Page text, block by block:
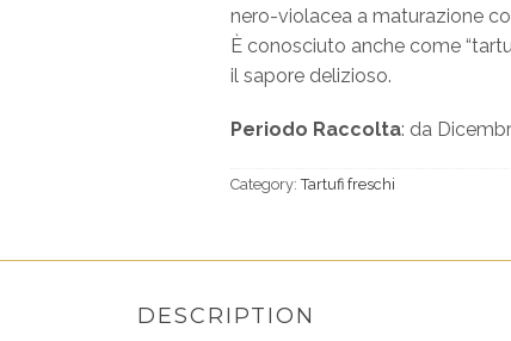
nero-violacea a maturazione
È conosciuto anche come
il sapore delizioso.
Periodo Raccolta: da
Category:Tartufi freschi
DESCRIPTION